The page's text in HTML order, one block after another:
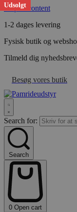
Skip to content
1-2 dages levering
Fysisk butik og
Tilmeld dig
Besøg vores butik
Search for:
Search
0 Open cart
Udsolgt